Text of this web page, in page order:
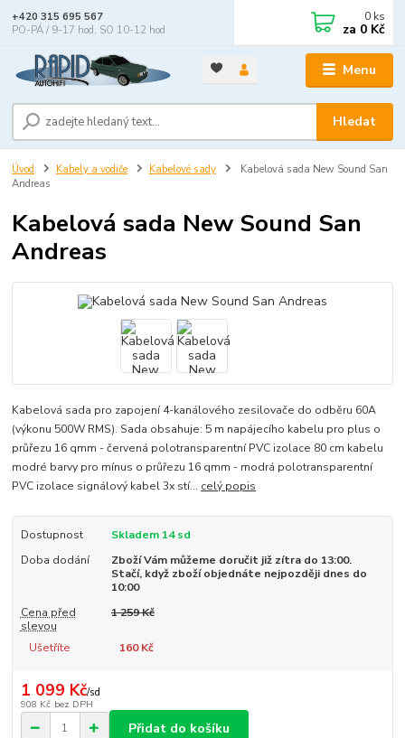
Menu
Hledat
+420 315 695 567
PO-PÁ / 9-17 hod, SO 10-12 hod
0 ks
za 0 Kč
Úvod Kabely a vodiče Kabelové sady
Kabelová sada New Sound San
Andreas
Kabelová sada New Sound San
Andreas
Kabelová sada pro zapojení 4-kanálového zesilovače do odběru 60A
(výkonu 500W RMS). Sada obsahuje: 5 m napájecího kabelu pro plus o
průřezu 16 qmm - červená polotransparentní PVC izolace 80 cm kabelu
modré barvy pro mínus o průřezu 16 qmm - modrá polotransparentní
PVC izolace signálový kabel 3x stí... celý popis
Dostupnost
Skladem 14 sd
Doba dodání
Zboží Vám můžeme doručit již zítra do 13:00.
Stačí, když zboží objednáte nejpozději dnes do
10:00
Cena před
slevou
1 259 Kč
Ušetříte 160 Kč
1 099 Kč/sd
908 Kč bez DPH
Přidat do košíku